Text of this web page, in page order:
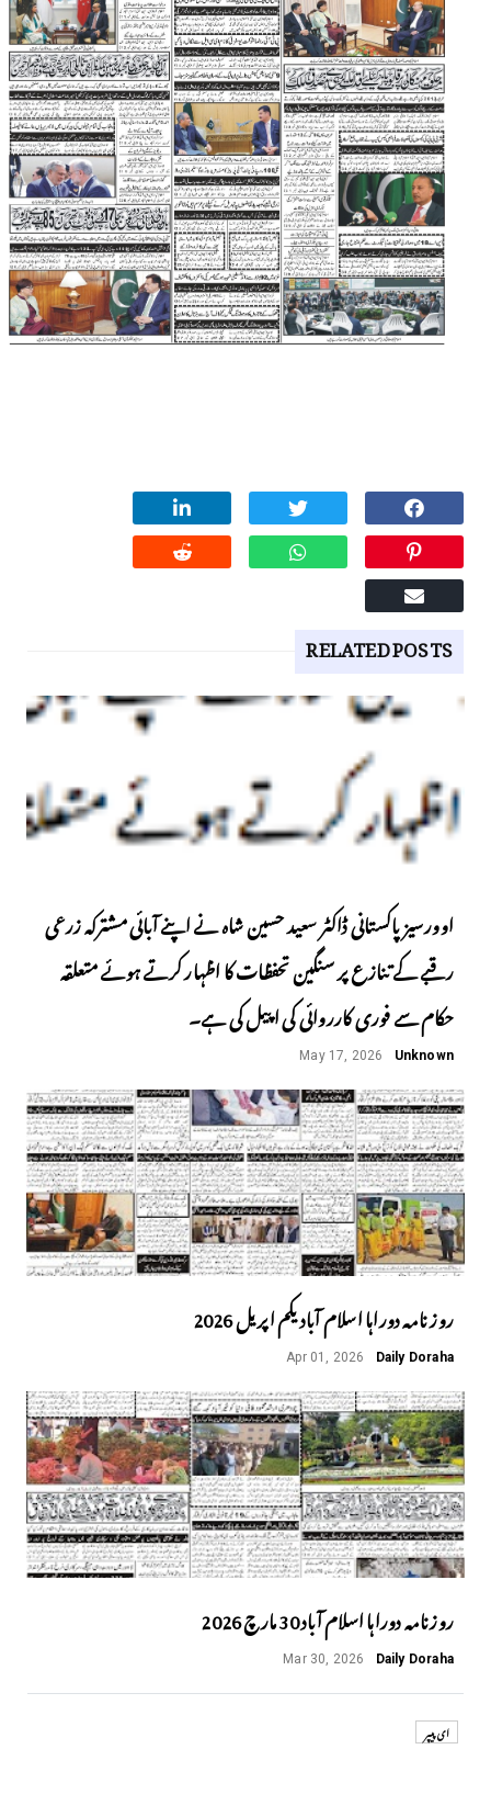
RELATED POSTS
اوورسیز پاکستانی ڈاکٹر سعید حسین شاہ نے اپنے آبائی مشترکہ زرعی
رقبے کے تنازع پر سنگین تحفظات کا اظہار کرتے ہوئے متعلقہ
حکام سے فوری کارروائی کی اپیل کی ہے۔
Unknown
May 17, 2026
روز نامہ دوراہا اسلام آباد یکم اپریل 2026
Daily Doraha
Apr 01, 2026
روزنامہ دوراہا اسلام آباد 30 مارچ 2026
Daily Doraha
Mar 30, 2026
ای پیپر